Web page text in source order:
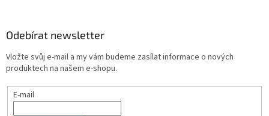
Odebírat newsletter
Vložte svůj e-mail a my vám budeme zasílat informace o nových
produktech na našem e-shopu.
E-mail